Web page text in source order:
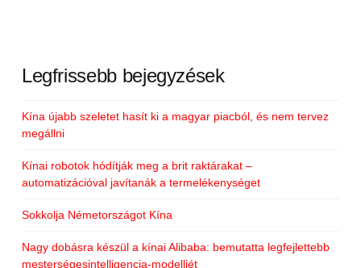
Legfrissebb bejegyzések
Kína újabb szeletet hasít ki a magyar piacból, és nem tervez
megállni
Kínai robotok hódítják meg a brit raktárakat –
automatizációval javítanák a termelékenységet
Sokkolja Németországot Kína
Nagy dobásra készül a kínai Alibaba: bemutatta legfejlettebb
mesterségesintelligencia-modelljét